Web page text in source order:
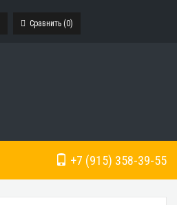
Сравнить (0)
+7 (915) 358-39-55